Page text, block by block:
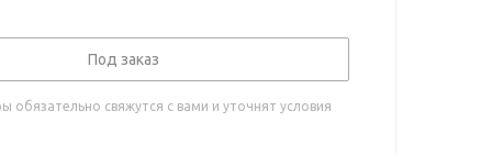
Под заказ
обязательно свяжутся с вами и уточнят условия